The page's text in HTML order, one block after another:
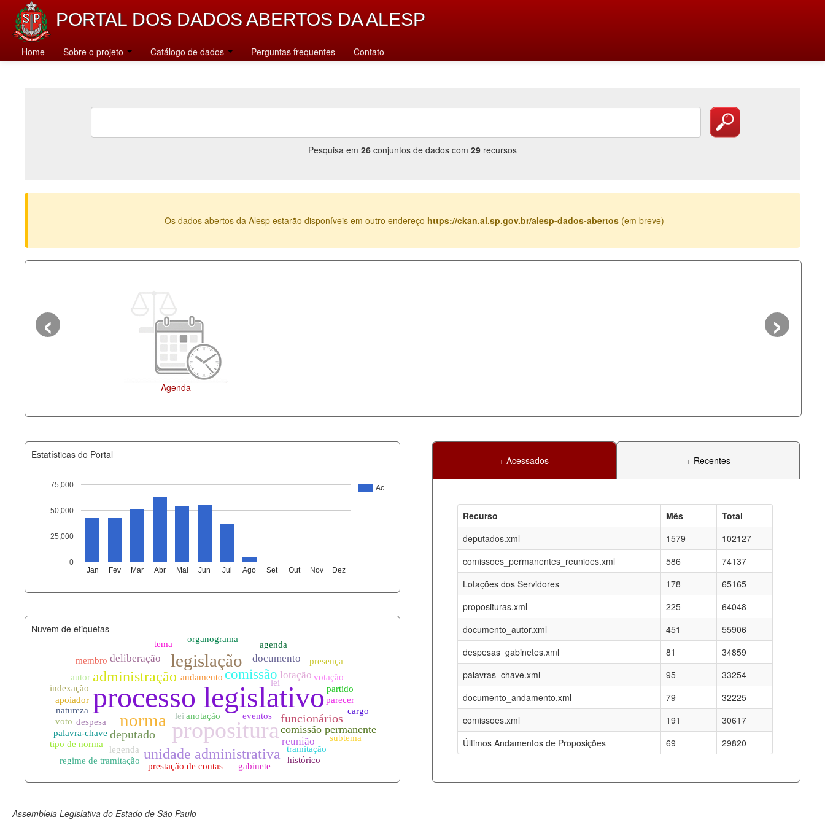
PORTAL DOS DADOS ABERTOS DA ALESP
Home Sobre o projeto Catálogo de dados Perguntas frequentes Contato
Pesquisa em 26 conjuntos de dados com 29 recursos
Os dados abertos da Alesp estarão disponíveis em outro endereço https://ckan.al.sp.gov.br/alesp-dados-abertos (em breve)
Agenda
‹ ›
Estatísticas do Portal
Ac…
Jan Fev Mar Abr Mai Jun Jul Ago Set Out Nov Dez
0
25,000
50,000
75,000
+ Acessados + Recentes
Recurso Mês
Total
deputados.xml
1579
102127
comissoes_permanentes_reunioes.xml
586
74137
Lotações dos Servidores
178
65165
proposituras.xml
225
64048
documento_autor.xml
451
55906
despesas_gabinetes.xml
81
34859
palavras_chave.xml
95
33254
documento_andamento.xml
79
32225
comissoes.xml
191
30617
Últimos Andamentos de Proposições
69 29820
documento_andamento_atual.xml
06-08-2026
agenda_eventos.xml
06-08-2026
comissoes_permanentes_votacoes.xml
documento_andamento.xml
06-08-2026
palavras_chave.xml
06-08-2026
legislacao_normas.xml
06-08-2026
legislacao_norma_anotacoes.xml
06-08-2026
Nuvem de etiquetas
Assembleia Legislativa do Estado de São Paulo